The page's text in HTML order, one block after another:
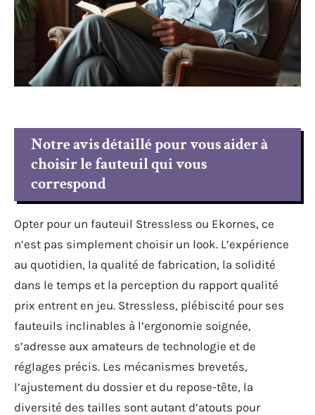
Notre avis détaillé pour vous aider à
choisir le fauteuil qui vous
correspond
Opter pour un fauteuil Stressless ou Ekornes, ce
n’est pas simplement choisir un look. L’expérience
au quotidien, la qualité de fabrication, la solidité
dans le temps et la perception du rapport qualité
prix entrent en jeu. Stressless, plébiscité pour ses
fauteuils inclinables à l’ergonomie soignée,
s’adresse aux amateurs de technologie et de
réglages précis. Les mécanismes brevetés,
l’ajustement du dossier et du repose-tête, la
diversité des tailles sont autant d’atouts pour